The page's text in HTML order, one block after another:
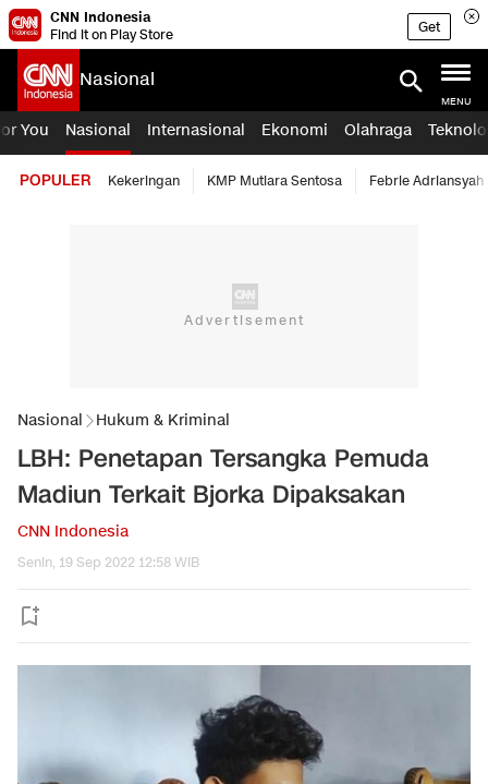
CNN Indonesia
Find it on Play Store
Get
Nasional
MENU
You Nasional Internasional Ekonomi Olahraga
POPULER Kekeringan KMP Mutiara Sentosa Febrie Adriansyah
Nasional Hukum & Kriminal
LBH: Penetapan Tersangka Pemuda
Madiun Terkait Bjorka Dipaksakan
CNN Indonesia
Senin, 19 Sep 2022 12:58 WIB